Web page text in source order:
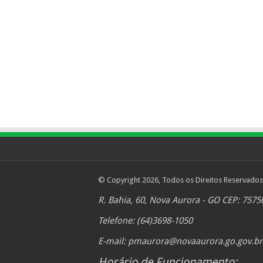
© Copyright 2026, Todos os Direitos
R. Bahia, 60, Nova Aurora - GO CEP:
Telefone: (64)3698-1050
E-mail: pmaurora@novaaurora.go.gov.br